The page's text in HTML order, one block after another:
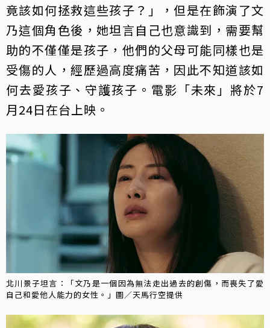
竟該如何拯救這些孩子？」，但是在飾演了文
乃這個角色後，她坦言自己也意識到，需要幫
助的不僅僅是孩子，他們的父母可能同樣也是
受傷的人，經歷過高度痛苦，因此不知道該如
何去愛孩子、守護孩子。電影「未來」將於7
月24日在台上映。
北川景子坦言：「文乃是一個因為無法走出過去的創傷，而喪失了愛
自己和愛他人能力的女性。」圖／天馬行空提供